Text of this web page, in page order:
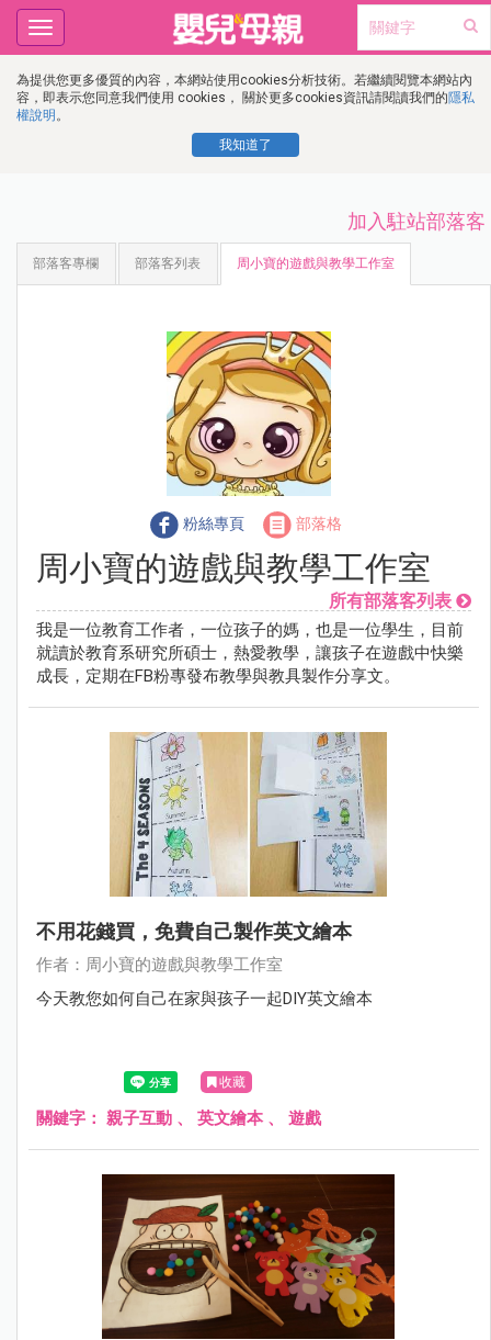
為提供您更多優質的內容，本網站使用cookies分析技術。若繼續閱覽本網站內
容，即表示您同意我們使用 cookies， 關於更多cookies資訊請閱讀我們的隱私
權說明 。
我知道了
Toggle
navigation
加入駐站部落客
部落客專欄 部落客列表 周小寶的遊戲與教學工作室
粉絲專頁 部落格
周小寶的遊戲與教學工作室
所有部落客列表
我是一位教育工作者，一位孩子的媽，也是一位學生，目前
就讀於教育系研究所碩士，熱愛教學，讓孩子在遊戲中快樂
成長，定期在FB粉專發布教學與教具製作分享文。
不用花錢買，免費自己製作英文繪本
作者：周小寶的遊戲與教學工作室
今天教您如何自己在家與孩子一起DIY英文繪本
收藏
關鍵字： 親子互動 、 英文繪本、 遊戲